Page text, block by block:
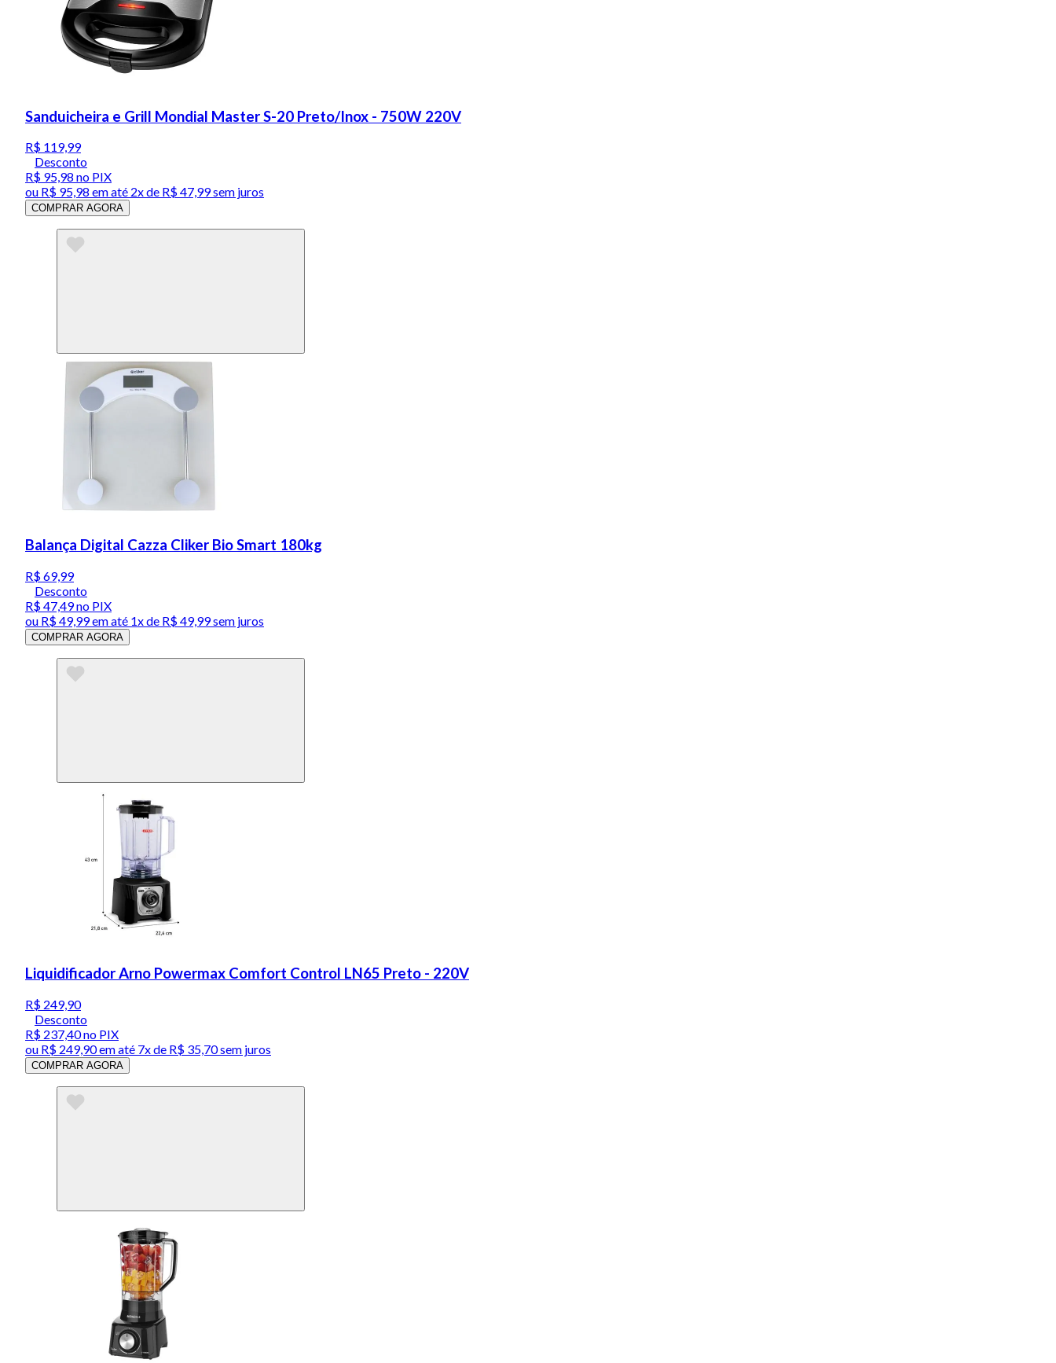
Sanduicheira e Grill Mondial Master S-20 Preto/Inox - 750W 220V
R$ 119,99
Desconto
R$ 95,98 no PIX
ou R$ 95,98 em até 2x de R$ 47,99 sem juros
COMPRAR AGORA
Balança Digital Cazza Cliker Bio Smart 180kg
R$ 69,99
Desconto
R$ 47,49no PIX
ou R$ 49,99em até 1x de R$ 49,99sem juros
COMPRAR AGORA
Liquidificador Arno Powermax Comfort Control LN65 Preto - 220V
R$ 249,90
Desconto
R$ 237,40no PIX
ou R$ 249,90em até 7x de R$ 35,70 sem juros
COMPRAR AGORA